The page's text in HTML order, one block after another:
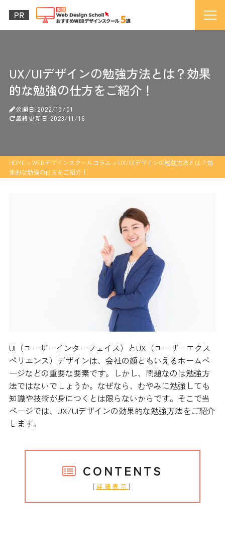
UX/UIデザインの勉強方法とは？効果
的な勉強の仕方をご紹介！
公開日:2022/10/01
最終更新日:2023/11/16
HOME> WEBデザインスクールコラム > UX/UIデザインの勉強方法とは？効
果的な勉強の仕方をご紹介！
UI（ユーザーインターフェイス）とUX（ユーザーエクス
ペリエンス）デザインは、会社の顔ともいえるホームペ
ージなどの重要な要素です。しかし、問題なのは勉強方
法ではないでしょうか。なぜなら、むやみに勉強しても
知識や技術が身につくとは限らないからです。そこで当
ページでは、UX/UIデザインの効果的な勉強方法をご紹介
します。
CONTENTS
[ 詳細表示 ]